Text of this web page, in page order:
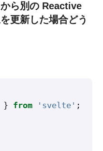
ら別の Reactive
更新した場合どう
} from 'svelte' ;